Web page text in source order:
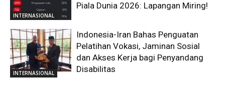
INTERNASIONAL
Piala Dunia 2026: Lapangan Miring!
INTERNASIONAL
Indonesia-Iran Bahas Penguatan
Pelatihan Vokasi, Jaminan Sosial
dan Akses Kerja bagi Penyandang
Disabilitas